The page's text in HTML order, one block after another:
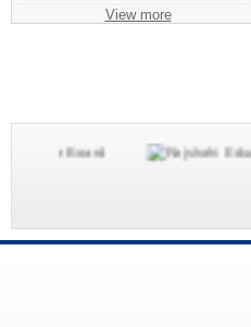
View more